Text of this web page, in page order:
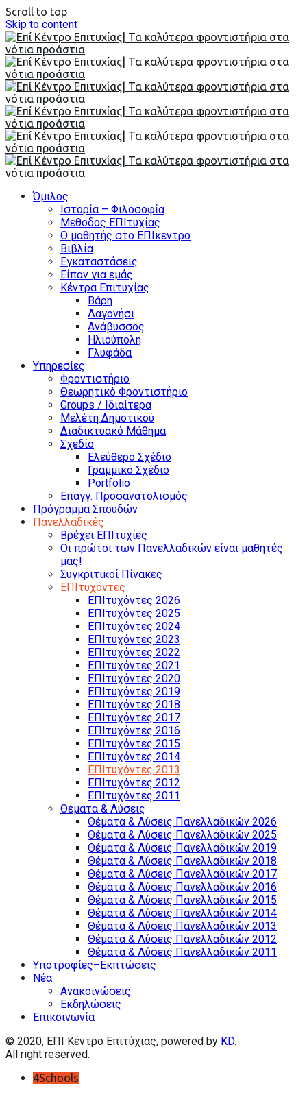
Scroll to top
Skip to content
Όμιλος
Ιστορία – Φιλοσοφία
Μέθοδος ΕΠΙτυχίας
Ο μαθητής στο ΕΠΙκεντρο
Βιβλία
Εγκαταστάσεις
Είπαν για εμάς
Κέντρα Επιτυχίας
Βάρη
Λαγονήσι
Ανάβυσσος
Ηλιούπολη
Γλυφάδα
Υπηρεσίες
Φροντιστήριο
Θεωρητικό Φροντιστήριο
Groups / Ιδιαίτερα
Μελέτη Δημοτικού
Διαδικτυακό Μάθημα
Σχεδίο
Ελεύθερο Σχέδιο
Γραμμικό Σχέδιο
Portfolio
Επαγγ. Προσανατολισμός
Πρόγραμμα Σπουδών
Πανελλαδικές
Βρέχει ΕΠΙτυχίες
Οι πρώτοι των Πανελλαδικών είναι μαθητές
μας!
Συγκριτικοί Πίνακες
ΕΠΙτυχόντες
ΕΠΙτυχόντες 2026
ΕΠΙτυχόντες 2025
ΕΠΙτυχόντες 2024
ΕΠΙτυχόντες 2023
ΕΠΙτυχόντες 2022
ΕΠΙτυχόντες 2021
ΕΠΙτυχόντες 2020
ΕΠΙτυχόντες 2019
ΕΠΙτυχόντες 2018
ΕΠΙτυχόντες 2017
ΕΠΙτυχόντες 2016
ΕΠΙτυχόντες 2015
ΕΠΙτυχόντες 2014
ΕΠΙτυχόντες 2013
ΕΠΙτυχόντες 2012
ΕΠΙτυχόντες 2011
Θέματα & Λύσεις
Θέματα & Λύσεις Πανελλαδικών 2026
Θέματα & Λύσεις Πανελλαδικών 2025
Θέματα & Λύσεις Πανελλαδικών 2019
Θέματα & Λύσεις Πανελλαδικών 2018
Θέματα & Λύσεις Πανελλαδικών 2017
Θέματα & Λύσεις Πανελλαδικών 2016
Θέματα & Λύσεις Πανελλαδικών 2015
Θέματα & Λύσεις Πανελλαδικών 2014
Θέματα & Λύσεις Πανελλαδικών 2013
Θέματα & Λύσεις Πανελλαδικών 2012
Θέματα & Λύσεις Πανελλαδικών 2011
Υποτροφίες–Εκπτώσεις
Nέα
Ανακοινώσεις
Εκδηλώσεις
Επικοινωνία
© 2020, EΠΙ Κέντρο Επιτύχιας, powered by KD.
All right reserved.
4Schools